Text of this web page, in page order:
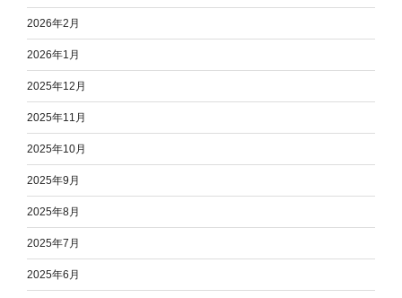
2026年2月
2026年1月
2025年12月
2025年11月
2025年10月
2025年9月
2025年8月
2025年7月
2025年6月